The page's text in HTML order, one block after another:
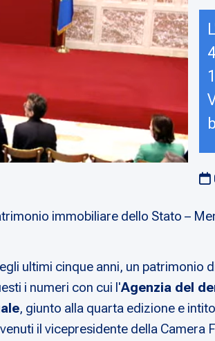
immobiliare dello Stato –
ultimi cinque anni, un patrimonio
i numeri con cui l'Agenzia del
, giunto alla quarta edizione e
il vicepresidente della